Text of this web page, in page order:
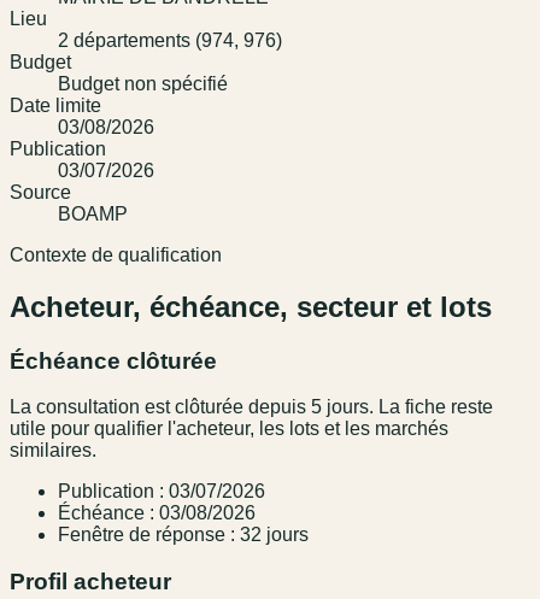
Lieu
2 départements (974, 976)
Budget
Budget non spécifié
Date limite
03/08/2026
Publication
03/07/2026
Source
BOAMP
Contexte de qualification
Acheteur, échéance, secteur et lots
Échéance clôturée
La consultation est clôturée depuis 5 jours. La fiche reste
utile pour qualifier l'acheteur, les lots et les marchés
similaires.
Publication : 03/07/2026
Échéance : 03/08/2026
Fenêtre de réponse : 32 jours
Profil acheteur